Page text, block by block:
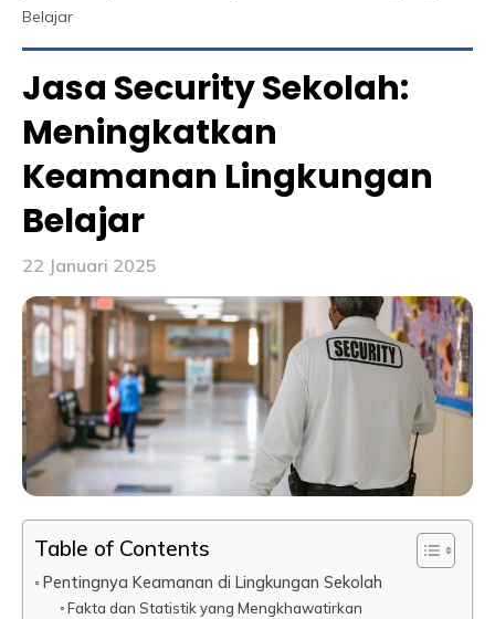
Belajar
Jasa Security Sekolah:
Meningkatkan
Keamanan Lingkungan
Belajar
22 Januari 2025
Table of Contents
Pentingnya Keamanan di Lingkungan Sekolah
Fakta dan Statistik yang Mengkhawatirkan